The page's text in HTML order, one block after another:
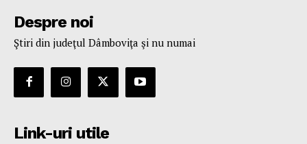
Despre noi
Ştiri din judeţul Dâmboviţa şi nu numai
Link-uri utile